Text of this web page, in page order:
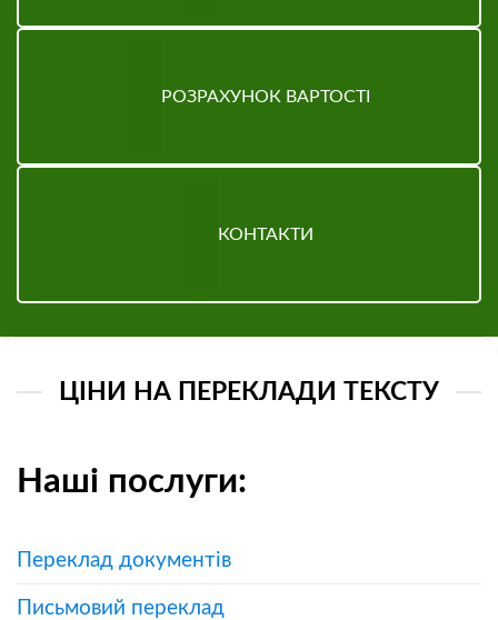
РОЗРАХУНОК ВАРТОСТІ
КОНТАКТИ
ЦІНИ НА ПЕРЕКЛАДИ ТЕКСТУ
Наші послуги:
Переклад документів
Письмовий переклад